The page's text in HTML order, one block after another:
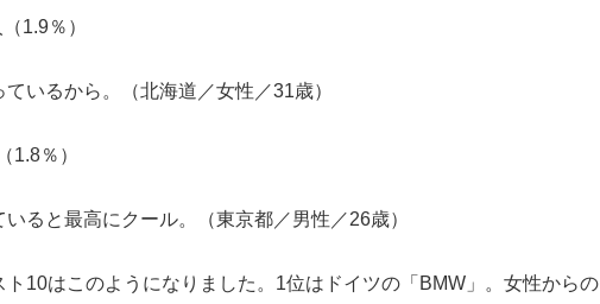
1.9％）
いるから。（北海道／女性／31歳）
％）
いると最高にクール。（東京都／男性／26歳）
10はこのようになりました。1位はドイツの「BMW」。女性からの